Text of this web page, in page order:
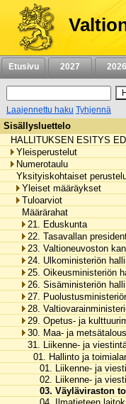
Siirry
sisältöön
Etusivu 2027 2026
Laajennettu haku Tyhjennä
Sisällysluettelo
HALLITUKSEN ESITYS
Yleisperustelut
Numerotaulu
Yksityiskohtaiset
Yleiset määräykset
Tuloarviot
Määrärahat
21. Eduskunta
22. Tasavallan
23. Valtioneuvoston
24. Ulkoministeriön
25. Oikeusministeriön
26. Sisäministeriön
27.
28.
29. Opetus- ja
30. Maa- ja
31. Liikenne- ja
01. Hallinto ja
01. Liikenne- ja
02. Liikenne- ja
03. Väyläviraston